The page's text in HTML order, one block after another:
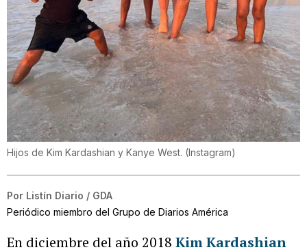
Hijos de Kim Kardashian y Kanye West. (Instagram)
Por Listín Diario / GDA
Periódico miembro del Grupo de Diarios América
En diciembre del año 2018 Kim Kardashian